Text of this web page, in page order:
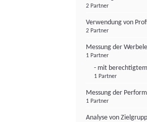
2 Partner
Verwendung von
2 Partner
Messung der
1 Partner
- mit
1 Partner
Messung der
1 Partner
Analyse von